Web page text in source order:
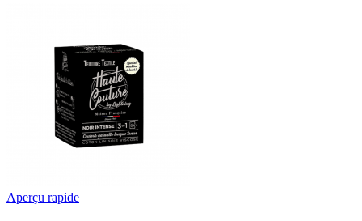
Aperçu rapide